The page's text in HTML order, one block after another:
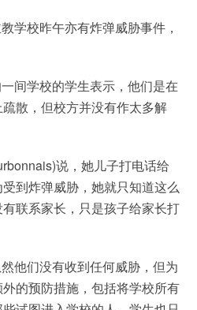
学校昨午亦有炸弹威胁事件，
间学校的学生表示，他们是在
散，但校方并没有作太多解
说，她儿子打电话给
到炸弹威胁，她就只知道这么
联系家长，只是孩子给家长打
他们没有收到任何威胁，但为
的预防措施，包括将学校所有